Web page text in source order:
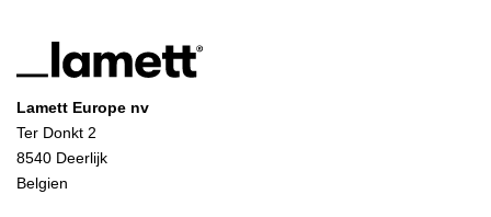
Lamett Europe nv
Ter Donkt 2
8540 Deerlijk
Belgien